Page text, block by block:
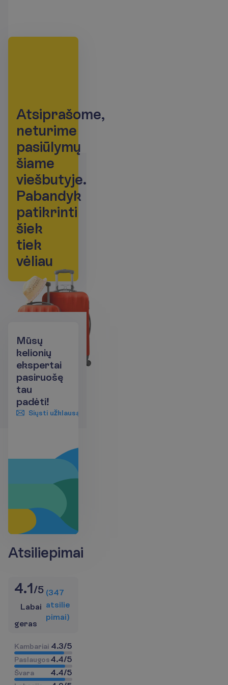
Atsiprašome,
neturime
pasiūlymų
šiame
viešbutyje.
Pabandyk
patikrinti
šiek
tiek
vėliau
Mūsų
kelionių
ekspertai
pasiruošę
tau
padėti!
Siųsti užklausą
Atsiliepimai
4.1/5
Labai
geras
(347
atsilie
pimai)
Kambariai 4.3/5
Paslaugos4.4/5
Švara 4.4/5